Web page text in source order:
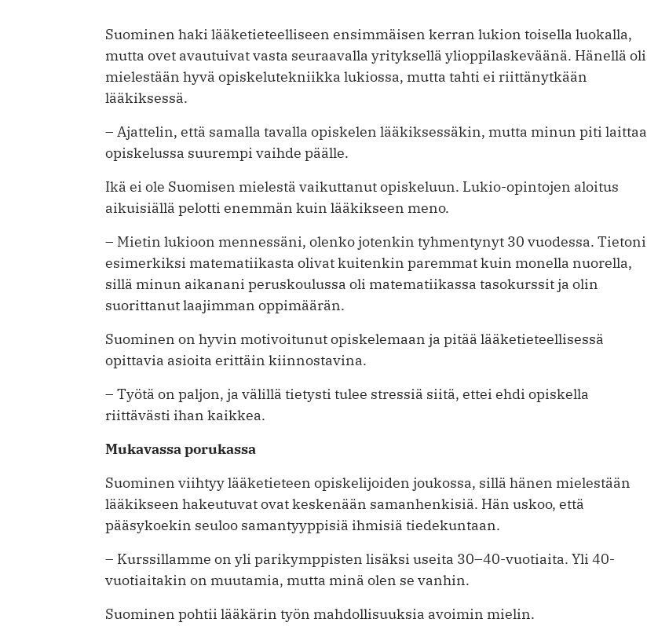
Suominen haki lääketieteelliseen ensimmäisen kerran lukion toisella luokalla,
mutta ovet avautuivat vasta seuraavalla yrityksellä ylioppilaskeväänä. Hänellä oli
mielestään hyvä opiskelutekniikka ­lukiossa, mutta tahti ei riittänytkään
lääkiksessä.
– Ajattelin, että samalla tavalla opiskelen lääkiksessäkin, mutta minun piti laittaa
opiskelussa suurempi vaihde päälle.
Ikä ei ole Suomisen mielestä vaikuttanut opiskeluun. Lukio-opintojen aloitus
aikuisiällä pelotti enemmän kuin lääkikseen meno.
– Mietin lukioon mennessäni, olenko jotenkin tyhmentynyt 30 vuodessa. Tietoni
esimerkiksi matematiikasta olivat kuitenkin paremmat kuin monella nuorella,
sillä minun aikanani peruskoulussa oli matematiikassa tasokurssit ja olin
suorittanut laajimman oppimäärän.
Suominen on hyvin motivoitunut opiskelemaan ja pitää lääketieteellisessä
opittavia asioita erittäin kiinnostavina.
– Työtä on paljon, ja välillä tietysti tulee stressiä siitä, ettei ehdi opiskella
riittävästi ihan kaikkea.
Mukavassa porukassa
Suominen viihtyy lääketieteen opiskelijoiden joukossa, sillä hänen mielestään
lääkikseen hakeutuvat ovat keskenään samanhenkisiä. Hän uskoo, että
pääsykoekin seuloo samantyyppisiä ihmisiä tiedekuntaan.
– Kurssillamme on yli parikymppisten lisäksi useita 30–40-vuotiaita. Yli 40-
vuotiaitakin on muutamia, mutta minä olen se vanhin.
Suominen pohtii lääkärin työn mahdollisuuksia avoimin mielin.